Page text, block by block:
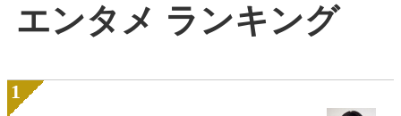
エンタメ ランキング